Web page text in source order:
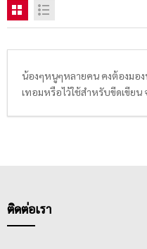
น้องๆหนูๆหลายคน คงต้องมอ
เทอมหรือไว้ใช้สำหรับขีดเขีย
วิชาคณิตศาสตร์, วิชาภาษาไท
ของสมุดกแข็งคือ กระดาษหน้
ติดต่อเรา